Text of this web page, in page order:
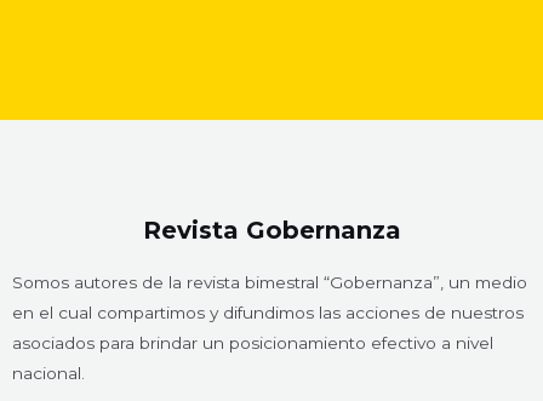
Revista Gobernanza
Somos autores de la revista bimestral “Gobernanza”, un medio
en el cual compartimos y difundimos las acciones de nuestros
asociados para brindar un posicionamiento efectivo a nivel
nacional.